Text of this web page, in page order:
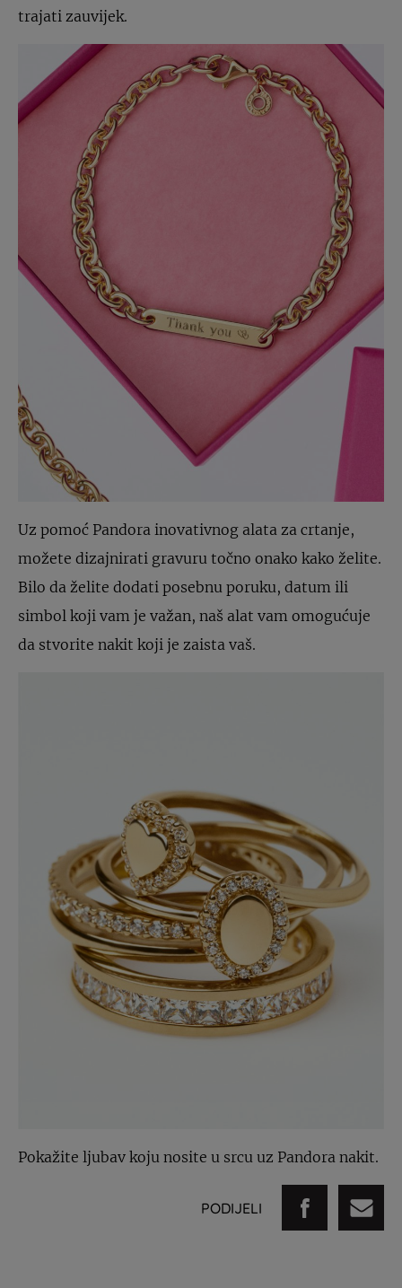
trajati zauvijek.
Uz pomoć Pandora inovativnog alata za crtanje,
možete dizajnirati gravuru točno onako kako želite.
Bilo da želite dodati posebnu poruku, datum ili
simbol koji vam je važan, naš alat vam omogućuje
da stvorite nakit koji je zaista vaš.
Pokažite ljubav koju nosite u srcu uz Pandora nakit.
PODIJELI